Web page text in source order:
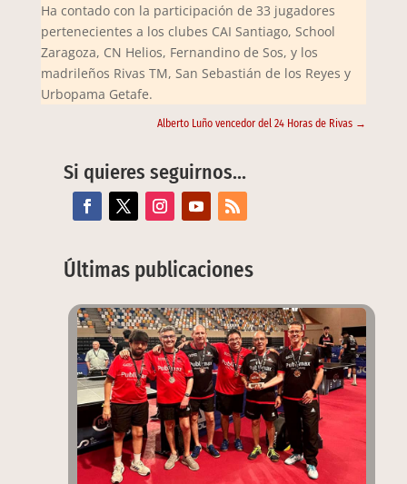
Ha contado con la participación de 33 jugadores
pertenecientes a los clubes CAI Santiago, School
Zaragoza, CN Helios, Fernandino de Sos, y los
madrileños Rivas TM, San Sebastián de los Reyes y
Urbopama Getafe.
Alberto Luño vencedor del 24 Horas de Rivas →
Si quieres seguirnos…
Últimas publicaciones